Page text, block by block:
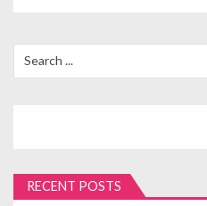
for:
RECENT POSTS